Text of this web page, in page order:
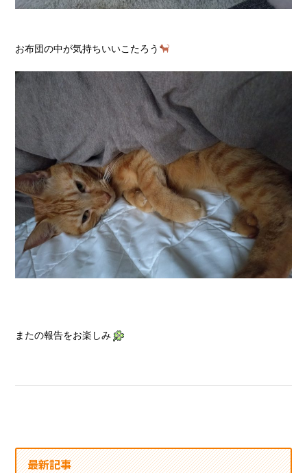
お布団の中が気持ちいいこたろう
またの報告をお楽しみ
最新記事